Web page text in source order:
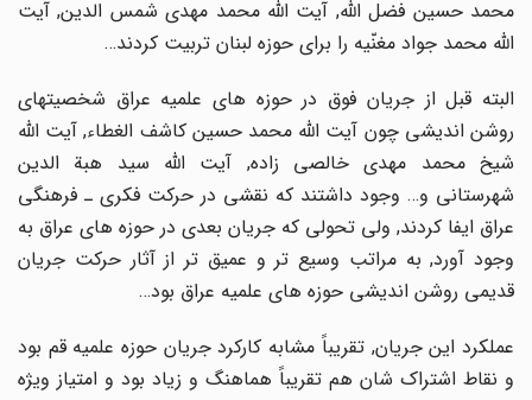
محمد حسین فضل اللّه, آیت اللّه محمد مهدى شمس الدین, آیت
اللّه محمد جواد مغنّیه را براى حوزه لبنان تربیت کردند…
البته قبل از جریان فوق در حوزه هاى علمیه عراق شخصیتهاى
روشن اندیشى چون آیت اللّه محمد حسین کاشف الغطاء, آیت اللّه
شیخ محمد مهدى خالصى زاده, آیت اللّه سید هبة الدین
شهرستانى و… وجود داشتند که نقشى در حرکت فکرى ـ فرهنگى
عراق ایفا کردند, ولى تحولى که جریان بعدى در حوزه هاى عراق به
وجود آورد, به مراتب وسیع تر و عمیق تر از آثار حرکت جریان
قدیمى روشن اندیشى حوزه هاى علمیه عراق بود…
عملکرد این جریان, تقریباً مشابه کارکرد جریان حوزه علمیه قم بود
و نقاط اشتراک شان هم تقریباً هماهنگ و زیاد بود و امتیاز ویژه